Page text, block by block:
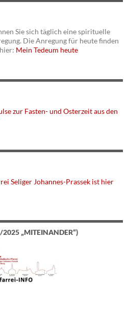
Sie sich täglich eine spirituelle
Die Anregung für heute finden
Mein Tedeum heute
zur Fasten- und Osterzeit aus den
Seliger Johannes-Prassek ist hier
„MITEINANDER“)